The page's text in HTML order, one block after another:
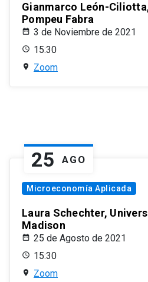
Gianmarco León-
Pompeu Fabra
3 de Noviembre de 2021
15:30
Zoom
25 AGO
Microeconomía Aplicada
Laura Schechter,
Madison
25 de Agosto de 2021
15:30
Zoom